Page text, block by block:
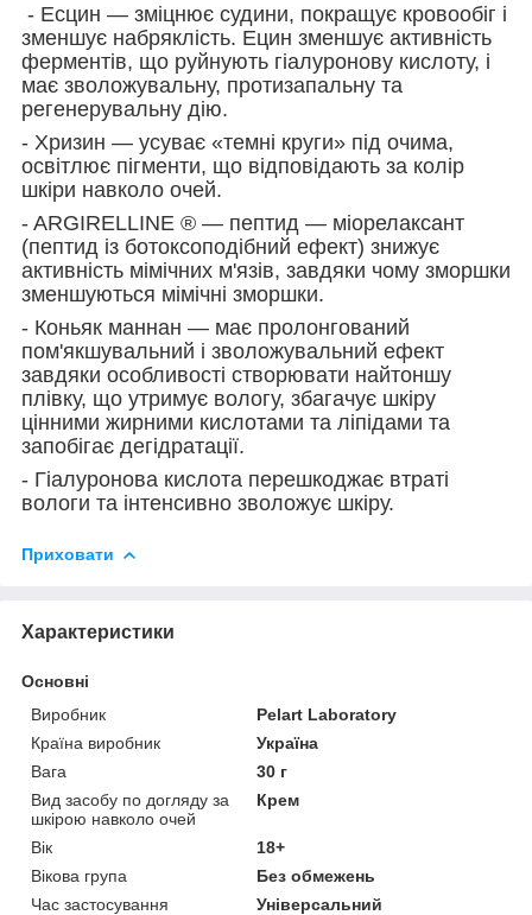
- Есцин — зміцнює судини, покращує кровообіг і
зменшує набряклість. Ецин зменшує активність
ферментів, що руйнують гіалуронову кислоту, і
має зволожувальну, протизапальну та
регенерувальну дію.
- Хризин — усуває «темні круги» під очима,
освітлює пігменти, що відповідають за колір
шкіри навколо очей.
- ARGIRELLINE ® — пептид — міорелаксант
(пептид із ботоксоподібний ефект) знижує
активність мімічних м'язів, завдяки чому зморшки
зменшуються мімічні зморшки.
- Коньяк маннан — має пролонгований
пом'якшувальний і зволожувальний ефект
завдяки особливості створювати найтоншу
плівку, що утримує вологу, збагачує шкіру
цінними жирними кислотами та ліпідами та
запобігає дегідратації.
- Гіалуронова кислота перешкоджає втраті
вологи та інтенсивно зволожує шкіру.
Приховати
Характеристики
Основні
Виробник
Pelart Laboratory
Країна виробник
Україна
Вага
30 г
Вид засобу по догляду за
шкірою навколо очей
Крем
Вік
18+
Вікова група
Без обмежень
Час застосування
Універсальний